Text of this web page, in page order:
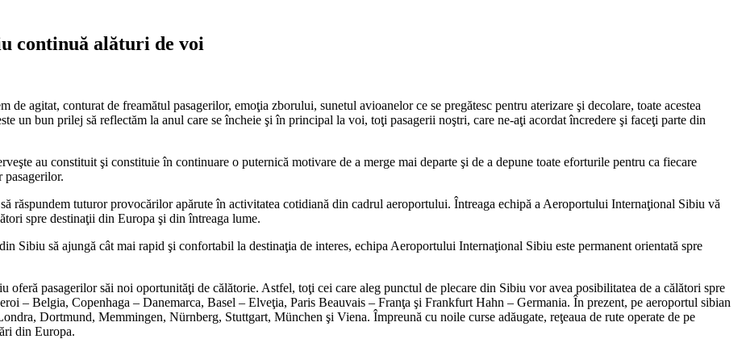
continuă alături de voi
agitat, conturat de freamătul pasagerilor, emoţia zborului, sunetul avioanelor ce se pregătesc pentru aterizare şi decolare, toate acestea
un bun prilej să reflectăm la anul care se încheie şi în principal la voi, toţi pasagerii noştri, care ne-aţi acordat încredere şi faceţi parte din
au constituit şi constituie în continuare o puternică motivare de a merge mai departe şi de a depune toate eforturile pentru ca fiecare
pasagerilor.
răspundem tuturor provocărilor apărute în activitatea cotidiană din cadrul aeroportului. Întreaga echipă a Aeroportului Internaţional Sibiu vă
spre destinaţii din Europa şi din întreaga lume.
Sibiu să ajungă cât mai rapid şi confortabil la destinaţia de interes, echipa Aeroportului Internaţional Sibiu este permanent orientată spre
pasagerilor săi noi oportunităţi de călătorie. Astfel, toţi cei care aleg punctul de plecare din Sibiu vor avea posibilitatea de a călători spre
– Belgia, Copenhaga – Danemarca, Basel – Elveţia, Paris Beauvais – Franţa şi Frankfurt Hahn – Germania. În prezent, pe aeroportul sibian
Dortmund, Memmingen, Nürnberg, Stuttgart, München şi Viena. Împreună cu noile curse adăugate, reţeaua de rute operate de pe
din Europa.